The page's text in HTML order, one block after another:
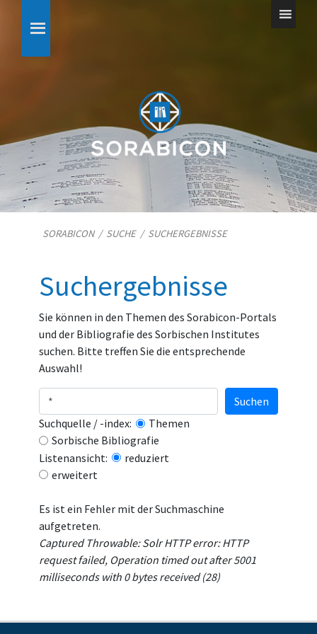
SORABICON/ SUCHE/ SUCHERGEBNISSE
Suchergebnisse
Sie können in den Themen des Sorabicon-Portals
und der Bibliografie des Sorbischen Institutes
suchen. Bitte treffen Sie die entsprechende
Auswahl!
Suchquelle / -index:
Themen
Sorbische Bibliografie
Listenansicht:
reduziert
erweitert
Suchen
Es ist ein Fehler mit der Suchmaschine
aufgetreten.
Captured Throwable: Solr HTTP error: HTTP
request failed, Operation timed out after 5001
milliseconds with 0 bytes received (28)